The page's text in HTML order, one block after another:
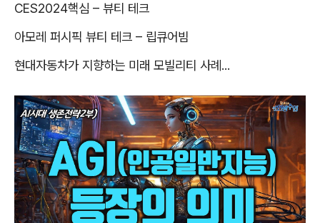
CES2024핵심 – 뷰티 테크
아모레 퍼시픽 뷰티 테크 – 립큐어빔
현대자동차가 지향하는 미래 모빌리티 사례 ...